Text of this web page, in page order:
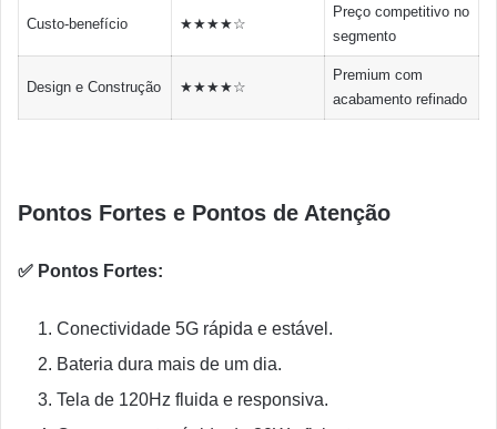
Custo-benefício ★★★★☆
Preço competitivo no
segmento
Design e Construção ★★★★☆
Premium com
acabamento refinado
Pontos Fortes e Pontos de Atenção
✅ Pontos Fortes:
Conectividade 5G rápida e estável.
Bateria dura mais de um dia.
Tela de 120Hz fluida e responsiva.